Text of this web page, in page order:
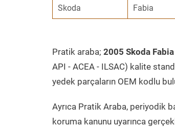
Skoda Fabia
Pratik araba; 2005 Skoda
API - ACEA - ILSAC) kalite
yedek parçaların OEM kodlu
Ayrıca Pratik Araba, periyodik
koruma kanunu uyarınca